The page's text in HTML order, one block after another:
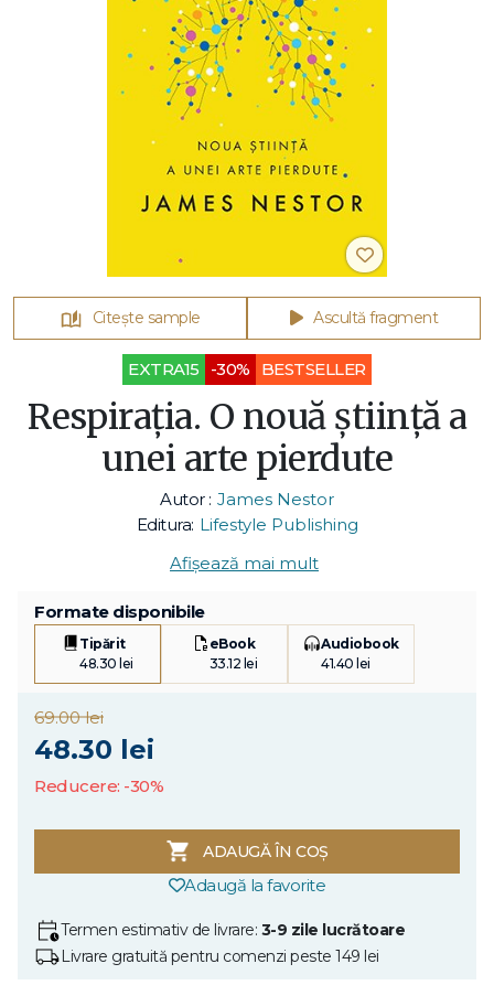
Citește sample Ascultă fragment
EXTRA15 -30% BESTSELLER
Respirația. O nouă știință a
unei arte pierdute
Autor : James Nestor
Editura: Lifestyle Publishing
Afișează mai mult
Formate disponibile
Tipărit
48.30 lei
eBook
33.12 lei
Audiobook
41.40 lei
69.00 lei
48.30 lei
Reducere: -30%
ADAUGĂ ÎN COȘ
Adaugă la favorite
Termen estimativ de livrare: 3-9 zile lucrătoare
Livrare gratuită pentru comenzi peste 149 lei